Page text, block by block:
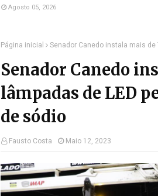
Agosto 05, 2026
Página inicial Senador Canedo instala mais
Senador Canedo
lâmpadas de LED
de sódio
Fausto Costa Maio 12, 2023